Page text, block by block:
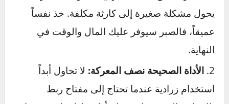
الصبر هو أداتك الأولى:في عالم الميكانيكا،
التسرع والعجلة هما أعداؤك. محاولة فرض القوة
على جزء عالق غالباً ما تنتهي بكسر ذلك الجزء، مما
يحول مشكلة صغيرة إلى كارثة مكلفة. خذ نفساً
عميقاً، فالصبر سيوفر عليك المال والوقت في